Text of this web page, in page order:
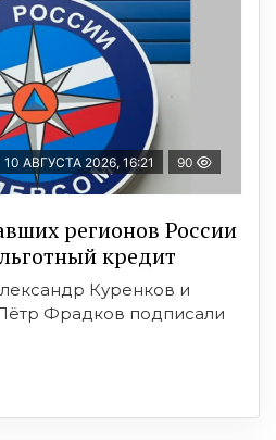
10 АВГУСТА 2026, 16:21 90
регионов России
кредит
Куренков и
Фрадков подписали